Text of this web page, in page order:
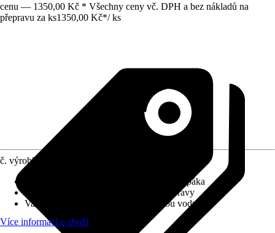
cenu — 1350,00 Kč * Všechny ceny vč. DPH a bez nákladů na
přepravu za ks1350,00 Kč*/ ks
č. výrobku
Kovová ovládací páka
Bez odtokové soupravy
Varianta
Nástěnná baterie na studenou vodu
Více informací o zboží